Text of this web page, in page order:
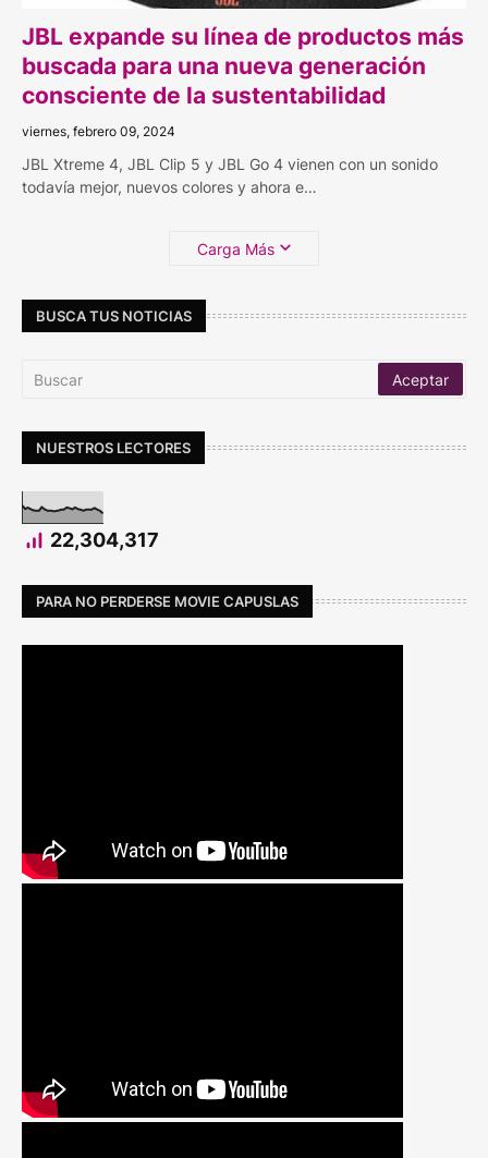
JBL expande su línea de productos más
buscada para una nueva generación
consciente de la sustentabilidad
viernes, febrero 09, 2024
JBL Xtreme 4, JBL Clip 5 y JBL Go 4 vienen con un sonido
todavía mejor, nuevos colores y ahora e…
Carga Más
BUSCA TUS NOTICIAS
NUESTROS LECTORES
22,304,317
PARA NO PERDERSE MOVIE CAPUSLAS